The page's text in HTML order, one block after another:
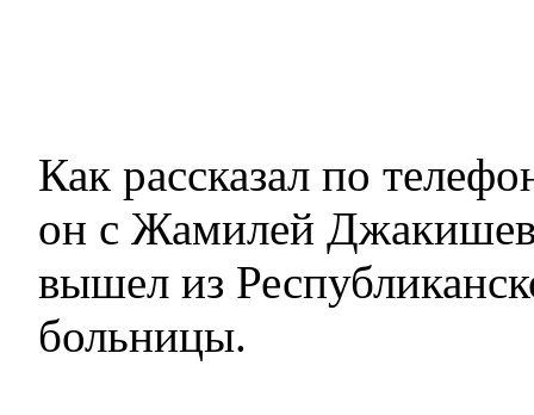
Как рассказал по
он с Жамилей
вышел из
больницы.